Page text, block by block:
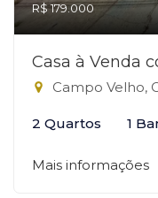
R$ 179.000
Casa à Venda
Campo Velho,
2 Quartos 1
Mais informações